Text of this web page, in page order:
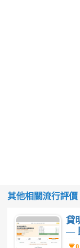
其他相關流行評價
貸
—